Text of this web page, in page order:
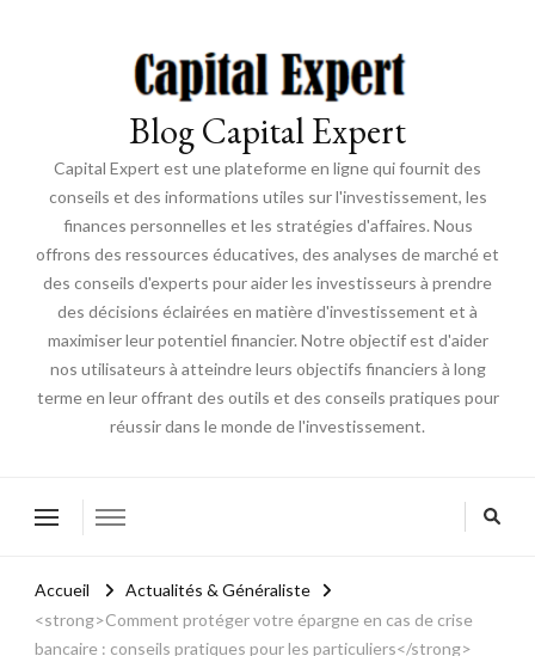
Blog Capital Expert
Capital Expert est une plateforme en ligne qui fournit des
conseils et des informations utiles sur l'investissement, les
finances personnelles et les stratégies d'affaires. Nous
offrons des ressources éducatives, des analyses de marché et
des conseils d'experts pour aider les investisseurs à prendre
des décisions éclairées en matière d'investissement et à
maximiser leur potentiel financier. Notre objectif est d'aider
nos utilisateurs à atteindre leurs objectifs financiers à long
terme en leur offrant des outils et des conseils pratiques pour
réussir dans le monde de l'investissement.
Accueil
Actualités & Généraliste
<strong>Comment protéger votre épargne en cas de crise
bancaire : conseils pratiques pour les particuliers</strong>